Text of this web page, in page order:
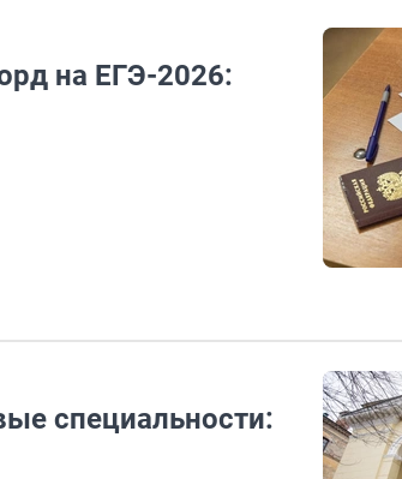
на ЕГЭ-2026:
специальности: